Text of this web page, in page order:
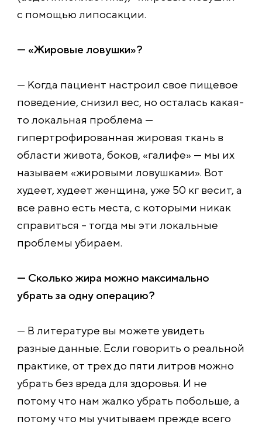
с помощью липосакции.
— «Жировые ловушки»?
— Когда пациент настроил свое пищевое
поведение, снизил вес, но осталась какая-
то локальная проблема —
гипертрофированная жировая ткань в
области живота, боков, «галифе» — мы их
называем «жировыми ловушками». Вот
худеет, худеет женщина, уже 50 кг весит, а
все равно есть места, с которыми никак
справиться – тогда мы эти локальные
проблемы убираем.
— Сколько жира можно максимально
убрать за одну операцию?
— В литературе вы можете увидеть
разные данные. Если говорить о реальной
практике, от трех до пяти литров можно
убрать без вреда для здоровья. И не
потому что нам жалко убрать побольше, а
потому что мы учитываем прежде всего